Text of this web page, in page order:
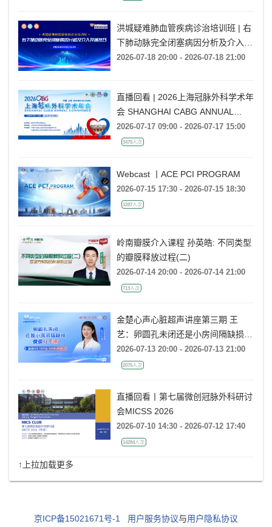
洪城疑难肺血管疾病诊治培训班 | 右
下肺动脉完全闭塞病因分析及介入开
通技巧
2026-07-18 20:00 - 2026-07-18 21:00
直播回看 | 2026上海冠脉外科学术年
会 SHANGHAI CABG ANNUAL
CONFERENCE
2026-07-17 09:00 - 2026-07-17 15:00
3475人次
Webcast 丨ACE PCI PROGRAM
2026-07-15 17:30 - 2026-07-15 18:30
1287人次
岭南瓣膜介入课程 孙英皓: 不同类型
的瓣膜释放过程(二)
2026-07-14 20:00 - 2026-07-14 21:00
713人次
金楚心声心脏超声讲座第三期 王
艺：卵圆孔未闭还是小房间隔缺损，
傻傻分不清
2026-07-13 20:00 - 2026-07-13 21:00
2075人次
直播回看丨第七届微创冠脉外科研讨
会MICSS 2026
2026-07-10 14:30 - 2026-07-12 17:40
14284人次
↑上拉加载更多
京ICP备15021671号-1 用户服务协议与用户隐私协议